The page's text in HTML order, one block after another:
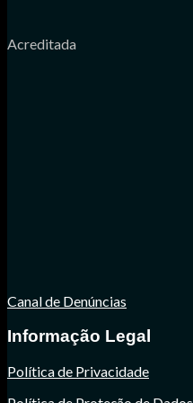
Acreditada
Canal de Denúncias
Informação Legal
Política de Privacidade